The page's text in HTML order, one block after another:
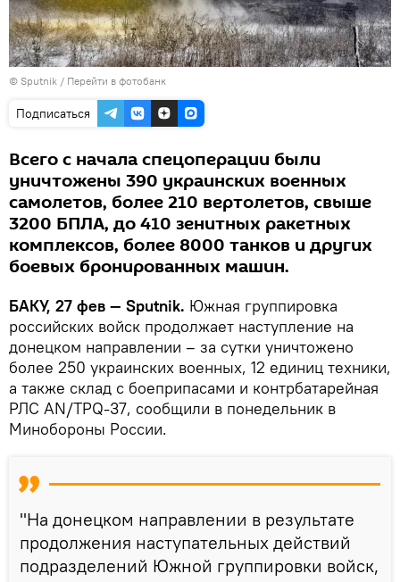
© Sputnik / Перейти в фотобанк
Подписаться
Всего с начала спецоперации были
уничтожены 390 украинских военных
самолетов, более 210 вертолетов, свыше
3200 БПЛА, до 410 зенитных ракетных
комплексов, более 8000 танков и других
боевых бронированных машин.
БАКУ, 27 фев — Sputnik. Южная группировка
российских войск продолжает наступление на
донецком направлении – за сутки уничтожено
более 250 украинских военных, 12 единиц техники,
а также склад с боеприпасами и контрбатарейная
РЛС AN/TPQ-37, сообщили в понедельник в
Минобороны России.
"На донецком направлении в результате
продолжения наступательных действий
подразделений Южной группировки войск,